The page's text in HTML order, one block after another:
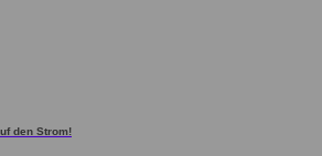
den Strom!